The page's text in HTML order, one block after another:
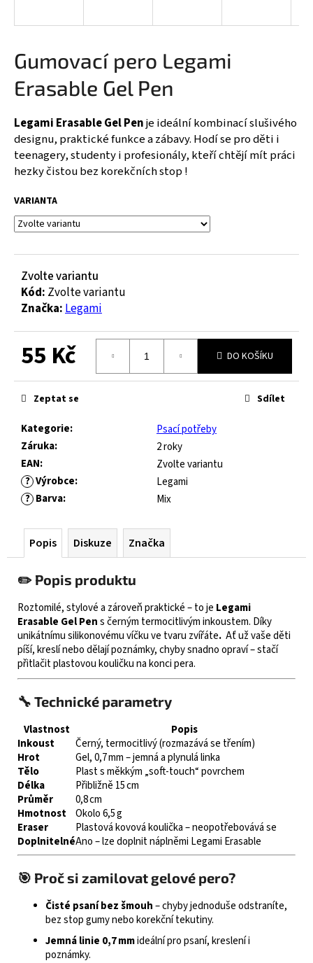
Gumovací pero Legami
Erasable Gel Pen
Legami Erasable Gel Penje ideální kombinací slušivého
designu, praktické funkce a zábavy. Hodí se pro děti i
teenagery, studenty i profesionály, kteří chtějí mít práci
hezky čistou bez korekčních stop !
VARIANTA
Zvolte variantu
Kód: Zvolte variantu
Značka:Legami
55 Kč
Měrná
DO KOŠÍKU
Kategorie:
Psací potřeby
Záruka:
2 roky
EAN:
Zvolte variantu
? Výrobce:
Legami
? Barva: Mix
Zeptat se Sdílet
Popis Diskuze Značka
✏️ Popis produktu
Roztomilé, stylové a zároveň praktické – to je Legami
Erasable Gel Pens černým termocitlivým inkoustem. Díky
unikátnímu silikonovému víčku ve tvaru zvířáte. Ať už vaše děti
píší, kreslí nebo dělají poznámky, chyby snadno opraví – stačí
přitlačit plastovou kouličku na konci pera.
🔧 Technické parametry
Vlastnost
Popis
Inkoust
Černý, termocitlivý (rozmazává se třením)
Hrot
Gel, 0,7 mm – jemná a plynulá linka
Tělo
Plast s měkkým „soft-touch“ povrchem
Délka
Přibližně 15 cm
Průměr
0,8 cm
Hmotnost
Okolo 6,5 g
Eraser
Plastová kovová koulička – neopotřebovává se
DoplnitelnéAno – lze doplnit náplněmi Legami Erasable
🎯 Proč si zamilovat gelové pero?
Čisté psaní bez šmouh– chyby jednoduše odstraníte,
bez stop gumy nebo korekční tekutiny.
Jemná linie 0,7 mmideální pro psaní, kreslení i
poznámky.
í
t
?
HLEDAT
D
p
u
u
m
JOMA
HORIZON
JUNIOR
BAREFOOT
2604
ROYAL
547
Kč
821